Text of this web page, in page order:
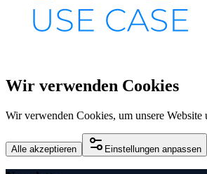
Wir verwenden Cookies
Wir verwenden Cookies, um unsere
Alle akzeptieren Einstellungen anpassen